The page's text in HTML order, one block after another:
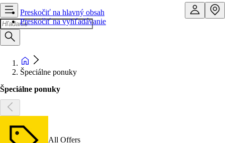
Preskočiť na hlavný obsah
Preskočiť na vyhľadávanie
Špeciálne ponuky
Špeciálne ponuky
All Offers